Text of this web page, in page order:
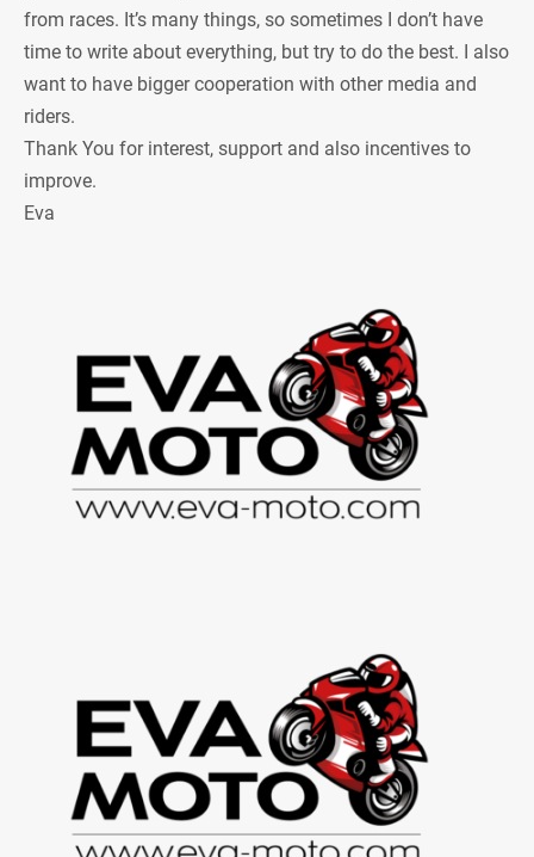
from races. It’s many things, so sometimes I don’t have
time to write about everything, but try to do the best. I also
want to have bigger cooperation with other media and
riders.
Thank You for interest, support and also incentives to
improve.
Eva